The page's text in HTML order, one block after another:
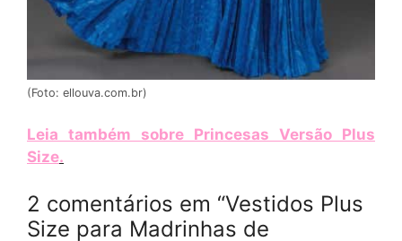
(Foto: ellouva.com.br)
Leia também sobre Princesas Versão Plus
Size.
2 comentários em “Vestidos Plus
Size para Madrinhas de